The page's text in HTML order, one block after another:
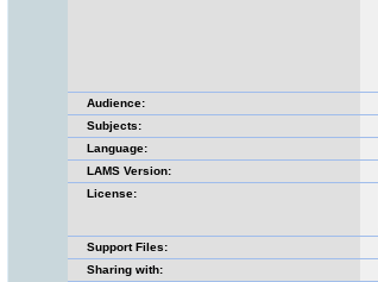
Audience:
Subjects:
Language:
LAMS Version:
License:
Support Files:
Sharing with: